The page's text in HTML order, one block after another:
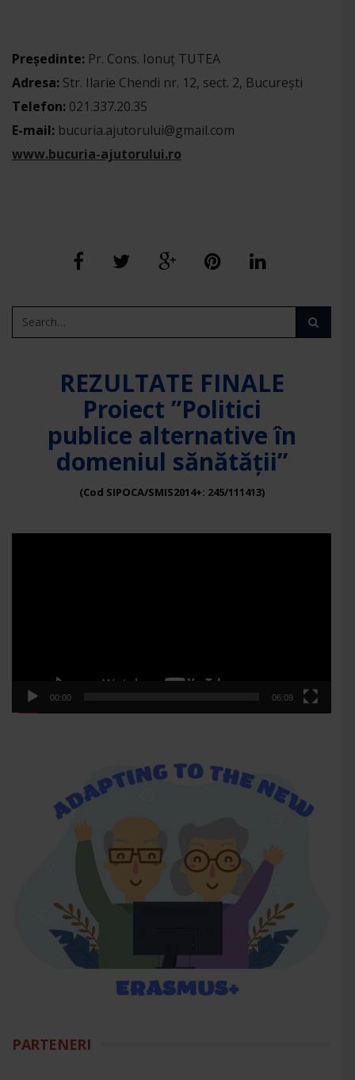
Președinte: Pr. Cons. Ionuț TUTEA
Adresa: Str. Ilarie Chendi nr. 12, sect. 2, Bucureşti
Telefon: 021.337.20.35
E-mail: bucuria.ajutorului@gmail.com
www.bucuria-ajutorului.ro
REZULTATE FINALE
Proiect ”Politici
publice alternative în
domeniul sănătății”
(Cod SIPOCA/SMIS2014+: 245/111413)
00:00 06:09
PARTENERI